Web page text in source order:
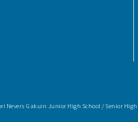
Nevers Gakuin Junior High School / Senior